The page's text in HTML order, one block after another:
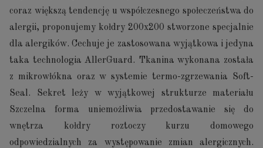
coraz większą tendencję u współczesnego społeczeństwa do
alergii, proponujemy kołdry 200x200 stworzone specjalnie
dla alergików. Cechuje je zastosowana wyjątkowa i jedyna
taka technologia AllerGuard. Tkanina wykonana została
z mikrowłókna oraz w systemie termo-zgrzewania Soft-
Seal. Sekret leży w wyjątkowej strukturze materiału
Szczelna forma uniemożliwia przedostawanie się do
wnętrza kołdry roztoczy kurzu domowego
odpowiedzialnych za występowanie zmian alergicznych.